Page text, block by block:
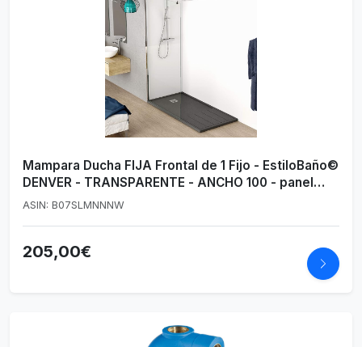
Mampara Ducha FIJA Frontal de 1 Fijo - EstiloBaño©
DENVER - TRANSPARENTE - ANCHO 100 - panel
ducha fijo cristal templado de seguridad - Medida
ASIN: B07SLMNNNW
205,00€